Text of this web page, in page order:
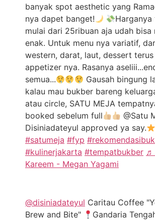
banyak spot aesthetic yang
nya dapet banget!
Harganya
mulai dari 25ribuan aja udah bisa
enak. Untuk menu nya variatif,
western, darat, laut, dessert terus
appetizer nya. Rasanya
semua...
Gausah bingung
kalau mau bukber bareng
atau circle, SATU MEJA
booked sebelum full
@Satu
Disiniadateyul approved ya say.
#satumeja #fyp
#kulinerjakarta #tempatbukber ♬
Kareem - Megan Yagami
@disiniadateyul Caritau Coffee
Brew and Bite"
Gandaria